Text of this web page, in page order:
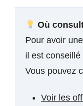
Où
Pour avoir
il est
Vous pouvez
Voir les